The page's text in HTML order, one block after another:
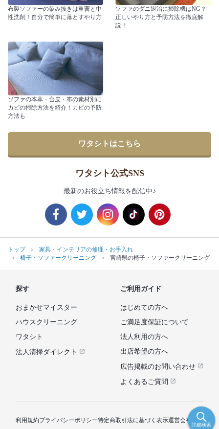
布製ソファーの染み抜きは重曹と中
性洗剤！自分で簡単に落とすやり方
ソファのダニ退治に掃除機はNG？
正しいやり方と予防方法を徹底解
説！
ソファの本革・合皮・布の素材別に
カビの掃除方法を紹介！カビの予防
方法も
ワタシトはこちら
ワタシト公式SNS
最新のお役立ち情報を配信中♪
トップ
家具・インテリアの修理・お手入れ
椅子・ソファークリーニング
宮崎県の椅子・ソファークリーニング
詳細検索
探す
おまかせマイスター
ハウスクリーニング
ワタシト
法人清掃ダイレクト
ご利用ガイド
はじめての方へ
ご満足度保証について
法人利用の方へ
出店希望の方へ
広告掲載のお問い合わせ
よくあるご質問
利用規約プライバシーポリシー特定商取引法に基づく表示運営会社